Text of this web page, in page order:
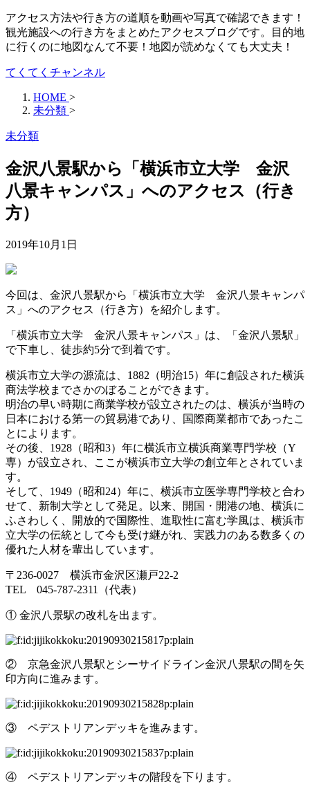
アクセス方法や行き方の道順を動画や写真で確認できます！
観光施設への行き方をまとめたアクセスブログです。目的地
に行くのに地図なんて不要！地図が読めなくても大丈夫！
てくてくチャンネル
HOME >
未分類 >
未分類
金沢八景駅から「横浜市立大学 金沢
八景キャンパス」へのアクセス（行き
方）
2019年10月1日
今回は、金沢八景駅から「横浜市立大学 金沢八景キャンパ
ス」へのアクセス（行き方）を紹介します。
「横浜市立大学 金沢八景キャンパス」は、「金沢八景駅」
で下車し、徒歩約5分で到着です。
横浜市立大学の源流は、1882（明治15）年に創設された横浜
商法学校までさかのぼることができます。
明治の早い時期に商業学校が設立されたのは、横浜が当時の
日本における第一の貿易港であり、国際商業都市であったこ
とによります。
その後、1928（昭和3）年に横浜市立横浜商業専門学校（Y
専）が設立され、ここが横浜市立大学の創立年とされていま
す。
そして、1949（昭和24）年に、横浜市立医学専門学校と合わ
せて、新制大学として発足。以来、開国・開港の地、横浜に
ふさわしく、開放的で国際性、進取性に富む学風は、横浜市
立大学の伝統として今も受け継がれ、実践力のある数多くの
優れた人材を輩出しています。
〒236-0027 横浜市金沢区瀬戸22-2
TEL 045-787-2311（代表）
① 金沢八景駅の改札を出ます。
② 京急金沢八景駅とシーサイドライン金沢八景駅の間を矢
印方向に進みます。
③ ペデストリアンデッキを進みます。
④ ペデストリアンデッキの階段を下ります。